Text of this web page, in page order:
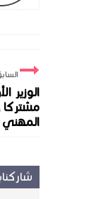
الوزير
المهني
شاركنا